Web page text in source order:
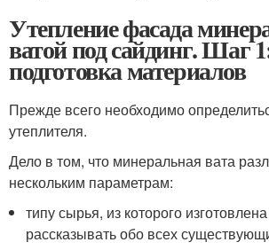
Утепление фасада
ватой под сайдинг. Шаг
подготовка материалов
Прежде всего необходимо
утеплителя.
Дело в том, что минеральная вата
нескольким параметрам:
типу сырья, из которого
рассказывать обо всех